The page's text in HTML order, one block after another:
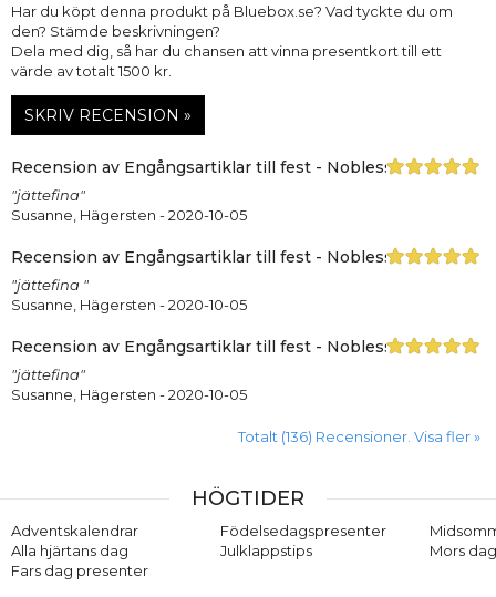
Har du köpt denna produkt på Bluebox.se? Vad tyckte du om
den? Stämde beskrivningen?
Dela med dig, så har du chansen att vinna presentkort till ett
värde av totalt 1500 kr.
SKRIV RECENSION »
Recension av Engångsartiklar till fest - Noblesse, silver,
"jättefina"
Susanne, Hägersten - 2020-10-05
Recension av Engångsartiklar till fest - Noblesse, silver,
"jättefina "
Susanne, Hägersten - 2020-10-05
Recension av Engångsartiklar till fest - Noblesse, silver,
"jättefina"
Susanne, Hägersten - 2020-10-05
Totalt (136) Recensioner. Visa fler »
HÖGTIDER
Adventskalendrar
Alla hjärtans dag
Fars dag presenter
Födelsedagspresenter
Julklappstips
Mors